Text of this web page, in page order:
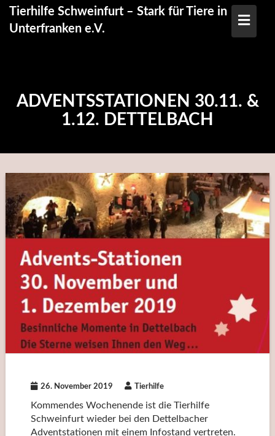
Skip
content
Tierhilfe Schweinfurt – Stark für Tiere in
Unterfranken e.V.
ADVENTSSTATIONEN 30.11. &
1.12. DETTELBACH
26. November 2019 Tierhilfe
Kommendes Wochenende ist die Tierhilfe
Schweinfurt wieder bei den Dettelbacher
Adventstationen mit einem Infostand vertreten.